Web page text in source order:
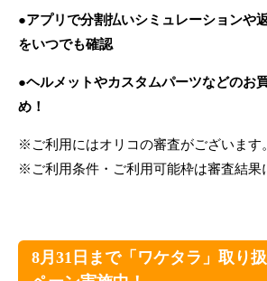
●アプリで分割払いシミュレーションや
をいつでも確認
●ヘルメットやカスタムパーツなどのお
め！
※ご利用にはオリコの審査がございます。
※ご利用条件・ご利用可能枠は審査結果
8月31日まで「ワケタラ」取り